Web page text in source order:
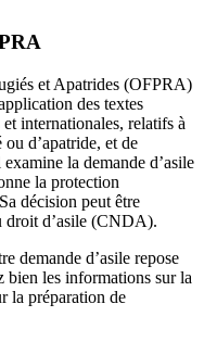
et Apatrides (OFPRA)
des textes
internationales, relatifs à
d’apatride, et de
la demande d’asile
la protection
décision peut être
droit d’asile (CNDA).
demande d’asile repose
bien les informations sur la
la préparation de